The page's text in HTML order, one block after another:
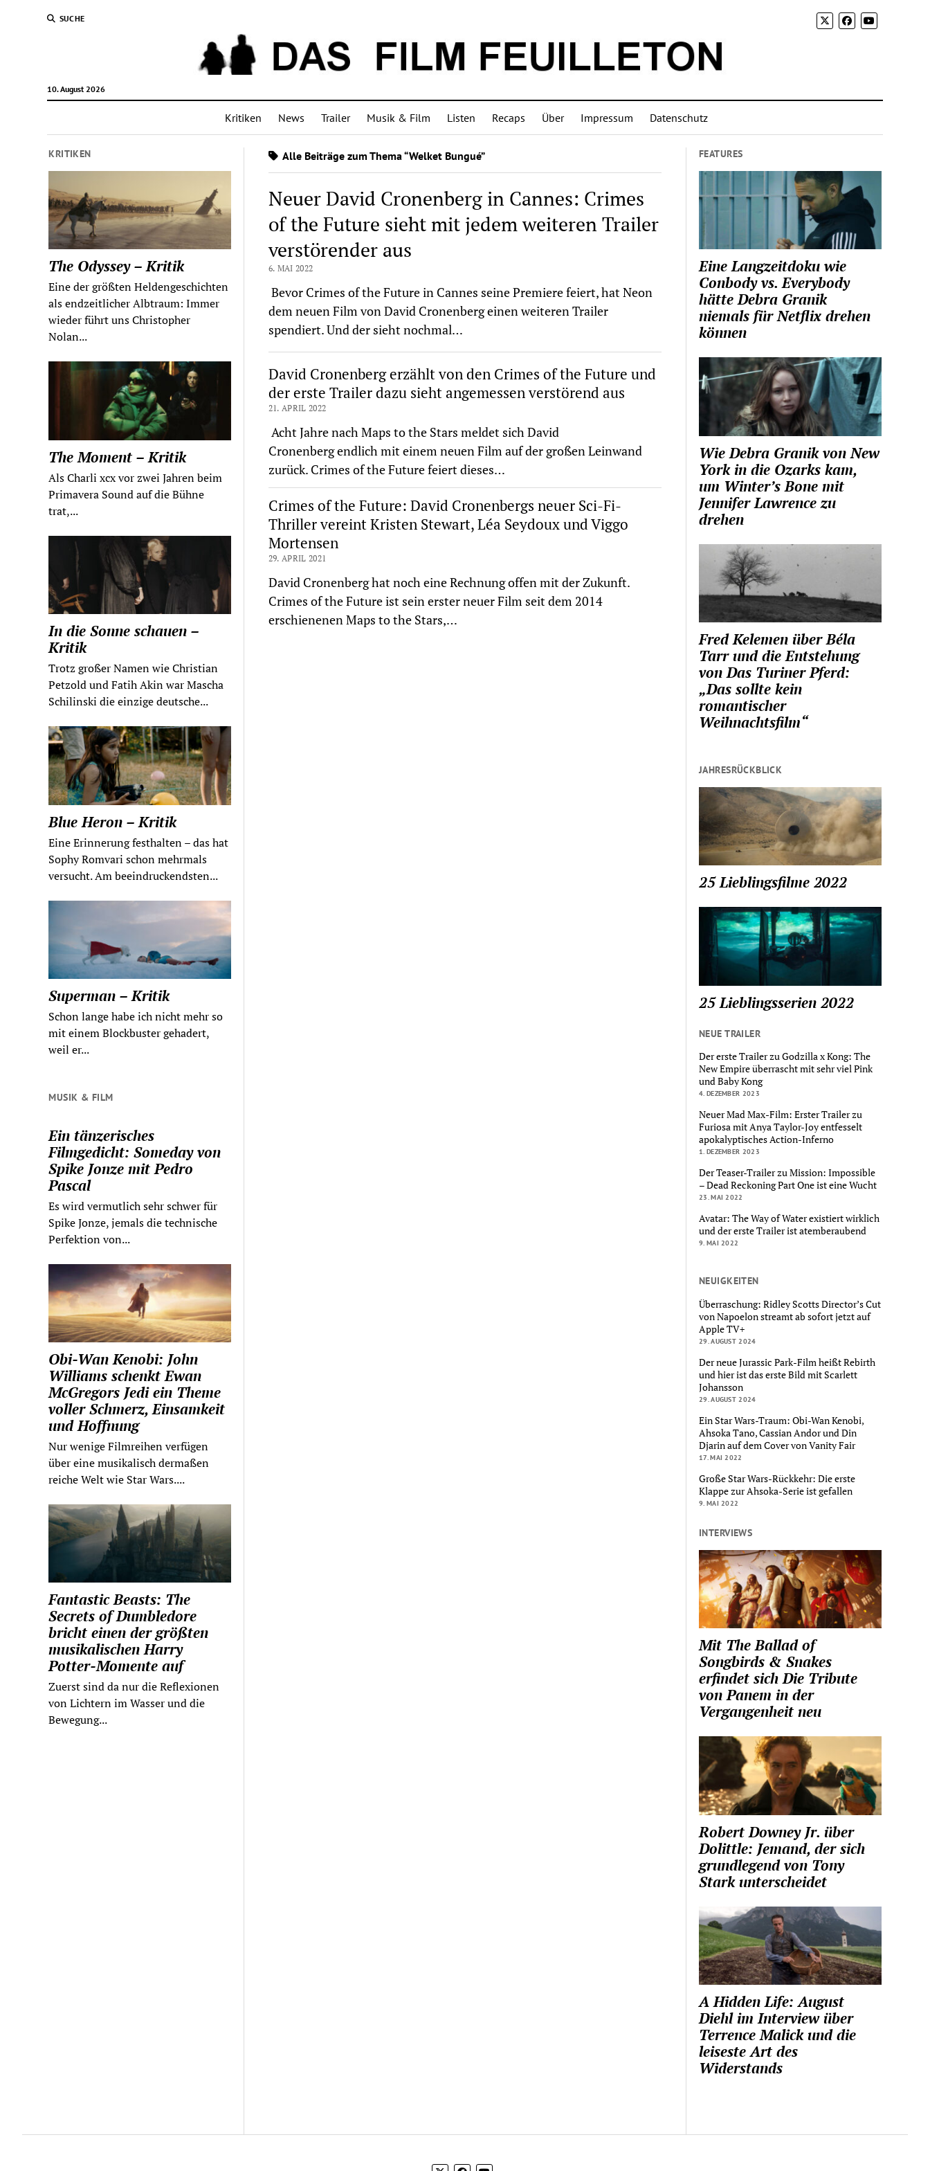
SUCHE
10. August 2026
Kritiken News Trailer Musik & Film Listen Recaps Über Impressum Datenschutz
KRITIKEN
The Odyssey – Kritik
Eine der größten Heldengeschichten
als endzeitlicher Albtraum: Immer
wieder führt uns Christopher
Nolan...
The Moment – Kritik
Als Charli xcx vor zwei Jahren beim
Primavera Sound auf die Bühne
trat,...
In die Sonne schauen –
Kritik
Trotz großer Namen wie Christian
Petzold und Fatih Akin war Mascha
Schilinski die einzige deutsche...
Blue Heron – Kritik
Eine Erinnerung festhalten – das hat
Sophy Romvari schon mehrmals
versucht. Am beeindruckendsten...
Superman – Kritik
Schon lange habe ich nicht mehr so
mit einem Blockbuster gehadert,
weil er...
MUSIK & FILM
Ein tänzerisches
Filmgedicht: Someday von
Spike Jonze mit Pedro
Pascal
Es wird vermutlich sehr schwer für
Spike Jonze, jemals die technische
Perfektion von...
Obi-Wan Kenobi: John
Williams schenkt Ewan
McGregors Jedi ein Theme
voller Schmerz, Einsamkeit
und Hoffnung
Nur wenige Filmreihen verfügen
über eine musikalisch dermaßen
reiche Welt wie Star Wars....
Fantastic Beasts: The
Secrets of Dumbledore
bricht einen der größten
musikalischen Harry
Potter-Momente auf
Zuerst sind da nur die Reflexionen
von Lichtern im Wasser und die
Bewegung...
Alle Beiträge zum Thema “Welket Bungué”
Neuer David Cronenberg in Cannes: Crimes
of the Future sieht mit jedem weiteren Trailer
verstörender aus
6. MAI 2022
Bevor Crimes of the Future in Cannes seine Premiere feiert, hat Neon
dem neuen Film von David Cronenberg einen weiteren Trailer
spendiert. Und der sieht nochmal…
David Cronenberg erzählt von den Crimes of the Future und
der erste Trailer dazu sieht angemessen verstörend aus
21. APRIL 2022
Acht Jahre nach Maps to the Stars meldet sich David
Cronenberg endlich mit einem neuen Film auf der großen Leinwand
zurück. Crimes of the Future feiert dieses…
Crimes of the Future: David Cronenbergs neuer Sci-Fi-
Thriller vereint Kristen Stewart, Léa Seydoux und Viggo
Mortensen
29. APRIL 2021
David Cronenberg hat noch eine Rechnung offen mit der Zukunft.
Crimes of the Future ist sein erster neuer Film seit dem 2014
erschienenen Maps to the Stars,…
FEATURES
Eine Langzeitdoku wie
Conbody vs. Everybody
hätte Debra Granik
niemals für Netflix drehen
können
Wie Debra Granik von New
York in die Ozarks kam,
um Winter’s Bone mit
Jennifer Lawrence zu
drehen
Fred Kelemen über Béla
Tarr und die Entstehung
von Das Turiner Pferd:
„Das sollte kein
romantischer
Weihnachtsfilm“
JAHRESRÜCKBLICK
25 Lieblingsfilme 2022
25 Lieblingsserien 2022
NEUE TRAILER
Der erste Trailer zu Godzilla x Kong: The
New Empire überrascht mit sehr viel Pink
und Baby Kong
4. DEZEMBER 2023
Neuer Mad Max-Film: Erster Trailer zu
Furiosa mit Anya Taylor-Joy entfesselt
apokalyptisches Action-Inferno
1. DEZEMBER 2023
Der Teaser-Trailer zu Mission: Impossible
– Dead Reckoning Part One ist eine Wucht
23. MAI 2022
Avatar: The Way of Water existiert wirklich
und der erste Trailer ist atemberaubend
9. MAI 2022
NEUIGKEITEN
Überraschung: Ridley Scotts Director’s Cut
von Napoelon streamt ab sofort jetzt auf
Apple TV+
29. AUGUST 2024
Der neue Jurassic Park-Film heißt Rebirth
und hier ist das erste Bild mit Scarlett
Johansson
29. AUGUST 2024
Ein Star Wars-Traum: Obi-Wan Kenobi,
Ahsoka Tano, Cassian Andor und Din
Djarin auf dem Cover von Vanity Fair
17. MAI 2022
Große Star Wars-Rückkehr: Die erste
Klappe zur Ahsoka-Serie ist gefallen
9. MAI 2022
INTERVIEWS
Mit The Ballad of
Songbirds & Snakes
erfindet sich Die Tribute
von Panem in der
Vergangenheit neu
Robert Downey Jr. über
Dolittle: Jemand, der sich
grundlegend von Tony
Stark unterscheidet
A Hidden Life: August
Diehl im Interview über
Terrence Malick und die
leiseste Art des
Widerstands